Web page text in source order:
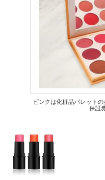
ピンクは化粧品パレット
保証